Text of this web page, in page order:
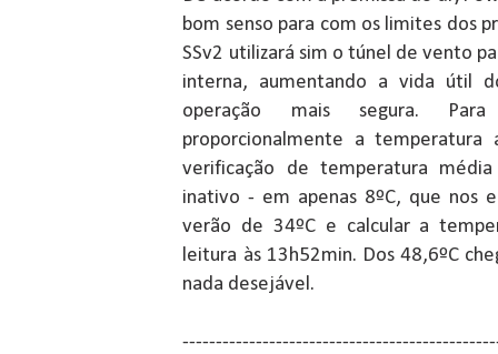
bom senso para com os limites dos
SSv2 utilizará sim o túnel de vento
interna, aumentando a vida útil
operação mais segura.
proporcionalmente a
verificação de temperatura
inativo - em apenas 8ºC, que nos
verão de 34ºC e calcular a
leitura às 13h52min. Dos 48,6ºC
nada desejável.